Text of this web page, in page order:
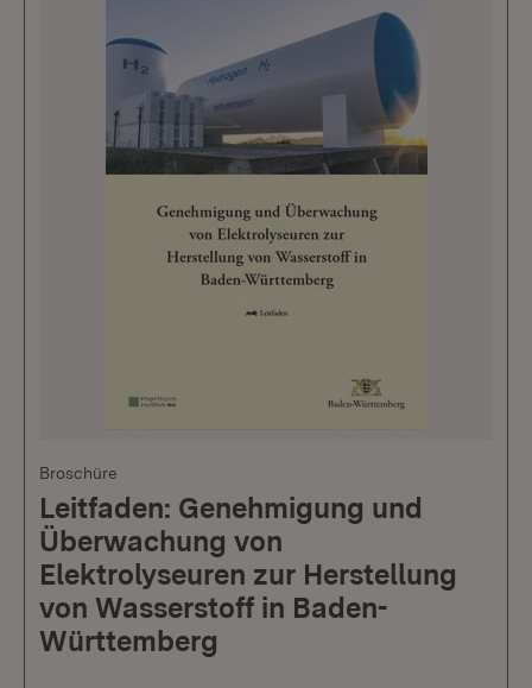
Broschüre
Leitfaden: Genehmigung und
Überwachung von
Elektrolyseuren zur Herstellung
von Wasserstoff in Baden-
Württemberg